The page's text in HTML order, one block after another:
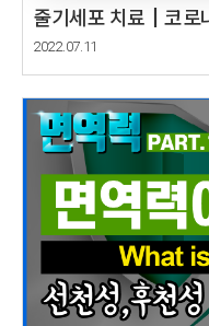
줄기세포 치료┃코로
Part.2 면역 글로불린
immunity is the
2022.07.11